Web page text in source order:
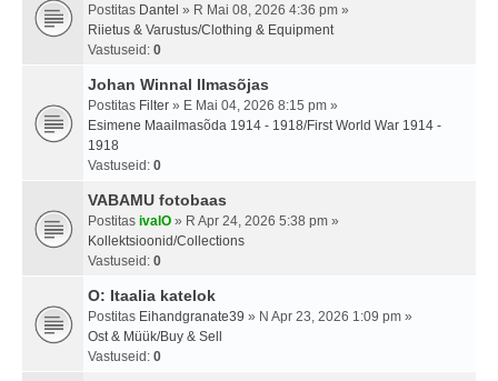
Postitas Dantel » R Mai 08, 2026 4:36 pm »
Riietus & Varustus/Clothing & Equipment
Vastuseid: 0
Johan Winnal Ilmasõjas
Postitas Filter » E Mai 04, 2026 8:15 pm »
Esimene Maailmasõda 1914 - 1918/First World War 1914 -
1918
Vastuseid: 0
VABAMU fotobaas
Postitas ivalO » R Apr 24, 2026 5:38 pm »
Kollektsioonid/Collections
Vastuseid: 0
O: Itaalia katelok
Postitas Eihandgranate39 » N Apr 23, 2026 1:09 pm »
Ost & Müük/Buy & Sell
Vastuseid: 0